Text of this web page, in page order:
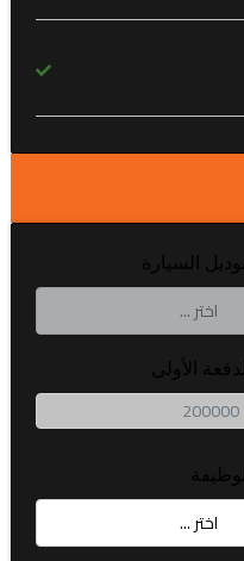
السيارة
الدفعة الأولى
الوظيفة